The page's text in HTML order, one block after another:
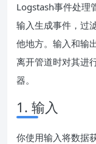
Logstash事件处理
输入生成事件，过
他地方。输入和输
离开管道时对其进
器。
1. 输入
你使用输入将数据